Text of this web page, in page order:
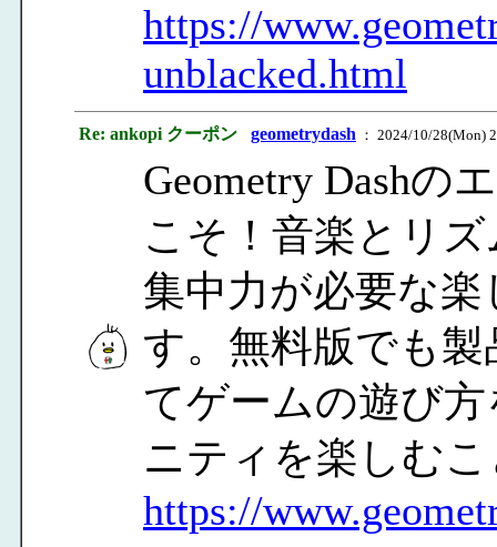
https://
unblacked.html
Re: ankopi クーポン geometrydash ： 2024/10/28(Mon)
Geometry Dashの
こそ！音楽とリ
集中力が必要な
す。無料版でも
てゲームの遊び
ニティを楽しむ
https://